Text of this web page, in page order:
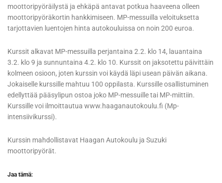
moottoripyöräilystä ja ehkäpä antavat potkua haaveena olleen
moottoripyöräkortin hankkimiseen. MP-messuilla veloituksetta
tarjottavien luentojen hinta autokouluissa on noin 200 euroa.
Kurssit alkavat MP-messuilla perjantaina 2.2. klo 14, lauantaina
3.2. klo 9 ja sunnuntaina 4.2. klo 10. Kurssit on jaksotettu päivittäin
kolmeen osioon, joten kurssin voi käydä läpi usean päivän aikana.
Jokaiselle kurssille mahtuu 100 oppilasta. Kurssille osallistuminen
edellyttää pääsylipun ostoa joko MP-messuille tai MP-miittiin.
Kurssille voi ilmoittautua www.haaganautokoulu.fi (Mp-
intensiivikurssi).
Kurssin mahdollistavat Haagan Autokoulu ja Suzuki
moottoripyörät.
Jaa tämä: